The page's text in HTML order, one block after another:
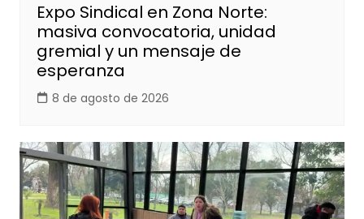
Expo Sindical en Zona Norte:
masiva convocatoria, unidad
gremial y un mensaje de
esperanza
8 de agosto de 2026